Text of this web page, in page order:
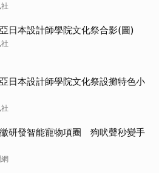
日本設計師學院文化祭合影(圖)
日本設計師學院文化祭設攤特色小
研發智能寵物項圈 狗吠聲秒變手